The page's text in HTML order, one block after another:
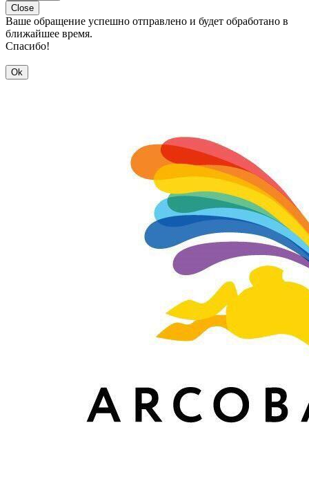
Close
Ваше обращение успешно отправлено и будет обработано в
ближайшее время.
Спасибо!
Ok